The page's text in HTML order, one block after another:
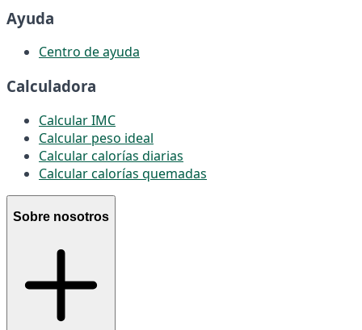
Ayuda
Centro de ayuda
Calculadora
Calcular IMC
Calcular peso ideal
Calcular calorías diarias
Calcular calorías quemadas
Sobre nosotros